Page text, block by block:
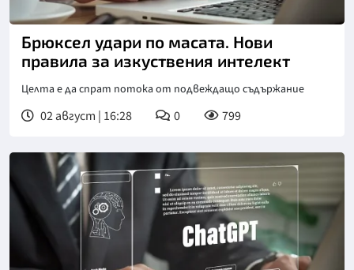
Брюксел удари по масата. Нови
правила за изкуствения интелект
Целта е да спрат потока от подвеждащо съдържание
02 август | 16:28 0 799